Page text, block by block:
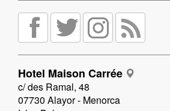
Hotel Maison Carrée
c/ des Ramal, 48
07730 Alayor - Menorca